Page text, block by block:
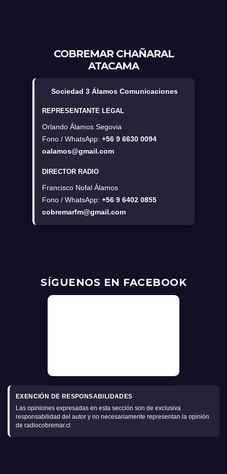
COBREMAR CHAÑARAL
ATACAMA
Sociedad 3 Álamos Comunicaciones
REPRESENTANTE LEGAL
Orlando Álamos Segovia
Fono / WhatsApp: +56 9 6630 0094
oalamos@gmail.com
DIRECTOR RADIO
Francisco Nofal Álamos
Fono / WhatsApp: +56 9 6402 0855
cobremarfm@gmail.com
SÍGUENOS EN FACEBOOK
EXENCIÓN DE RESPONSABILIDADES
Las opiniones expresadas en esta sección son de exclusiva
responsabilidad del autor y no necesariamente representan la opinión
de radiocobremar.cl